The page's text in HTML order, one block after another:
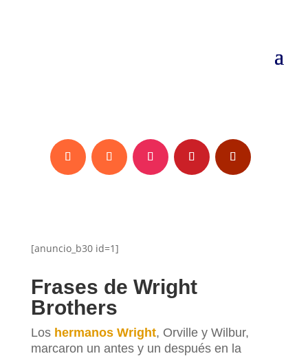
[anuncio_b30 id=1]
Frases de Wright
Brothers
Los hermanos Wright, Orville y Wilbur,
marcaron un antes y un después en la